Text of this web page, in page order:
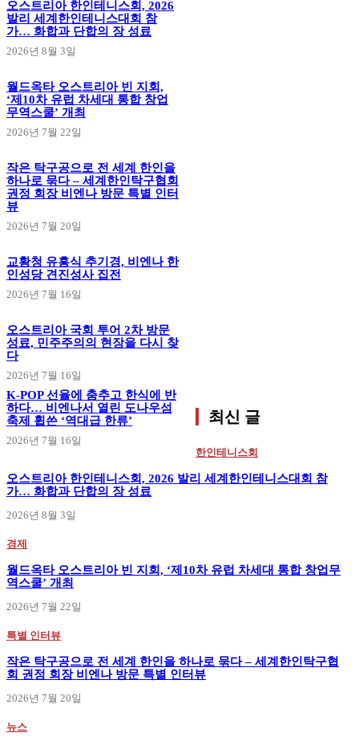
오스트리아 한인테니스회, 2026
발리 세계한인테니스대회 참
가… 화합과 단합의 장 성료
2026년 8월 3일
월드옥타 오스트리아 빈 지회,
‘제10차 유럽 차세대 통합 창업
무역스쿨’ 개최
2026년 7월 22일
작은 탁구공으로 전 세계 한인을
하나로 묶다 – 세계한인탁구협회
권정 회장 비엔나 방문 특별 인터
뷰
2026년 7월 20일
교황청 유흥식 추기경, 비엔나 한
인성당 견진성사 집전
2026년 7월 16일
오스트리아 국회 투어 2차 방문
성료, 민주주의의 현장을 다시 찾
다
2026년 7월 16일
K-POP 선율에 춤추고 한식에 반
하다… 비엔나서 열린 도나우섬
축제 휩쓴 ‘역대급 한류’
2026년 7월 16일
최신 글
한인테니스회
오스트리아 한인테니스회, 2026 발리 세계한인테니스대회 참
가… 화합과 단합의 장 성료
2026년 8월 3일
경제
월드옥타 오스트리아 빈 지회, ‘제10차 유럽 차세대 통합 창업무
역스쿨’ 개최
2026년 7월 22일
특별 인터뷰
작은 탁구공으로 전 세계 한인을 하나로 묶다 – 세계한인탁구협
회 권정 회장 비엔나 방문 특별 인터뷰
2026년 7월 20일
뉴스